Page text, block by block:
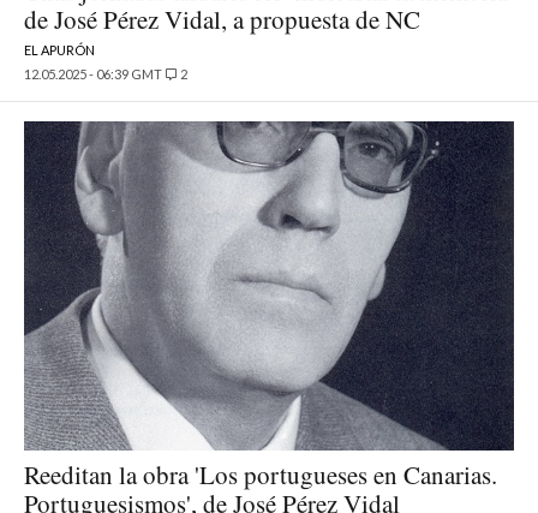
de José Pérez Vidal, a propuesta de NC
EL APURÓN
12.05.2025 - 06:39 GMT
2
Reeditan la obra 'Los portugueses en Canarias.
Portuguesismos', de José Pérez Vidal